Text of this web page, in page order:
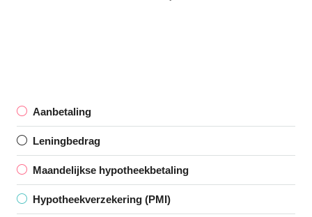
Aanbetaling
Leningbedrag
Maandelijkse hypotheekbetaling
Hypotheekverzekering (PMI)